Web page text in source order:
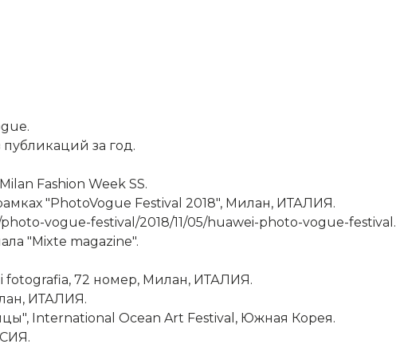
публикаций за год.
Fashion Week SS.
"PhotoVogue Festival 2018", Милан, ИТАЛИЯ.
vogue-festival/2018/11/05/huawei-photo-vogue-festival.
"Mixte magazine".
fotografia, 72 номер, Милан, ИТАЛИЯ.
ИТАЛИЯ.
International Ocean Art Festival, Южная Корея.